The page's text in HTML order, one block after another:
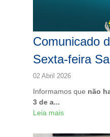
Comunicado
Sexta-feira
02 Abril 2026
Informamos que não
3 de a...
Leia mais